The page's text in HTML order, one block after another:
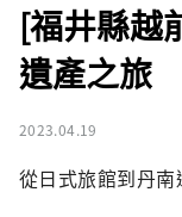
[福井縣越
遺產之旅
2023.04.19
從日式旅館到丹南